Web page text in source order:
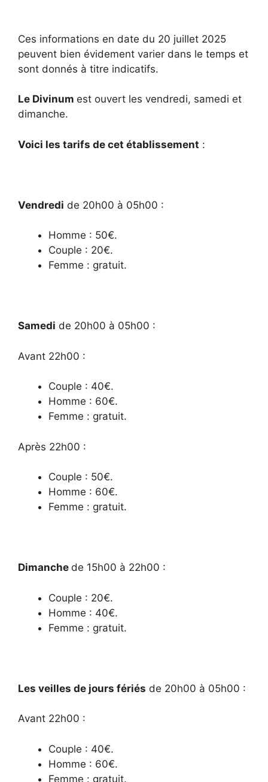
Ces informations en date du 20 juillet 2025
peuvent bien évidement varier dans le temps et
sont donnés à titre indicatifs.
Le Divinum est ouvert les vendredi, samedi et
dimanche.
Voici les tarifs de cet établissement :
Vendredi de 20h00 à 05h00 :
Homme : 50€.
Couple : 20€.
Femme : gratuit.
Samedi de 20h00 à 05h00 :
Avant 22h00 :
Couple : 40€.
Homme : 60€.
Femme : gratuit.
Après 22h00 :
Couple : 50€.
Homme : 60€.
Femme : gratuit.
Dimanche de 15h00 à 22h00 :
Couple : 20€.
Homme : 40€.
Femme : gratuit.
Les veilles de jours fériés de 20h00 à 05h00 :
Avant 22h00 :
Couple : 40€.
Homme : 60€.
Femme : gratuit.